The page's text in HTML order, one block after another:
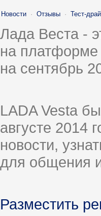
Новости · Отзывы · Тест-
Лада Веста -
на платформе
на сентябрь
LADA Vesta
августе 2014
новости,
для общения
Разместить